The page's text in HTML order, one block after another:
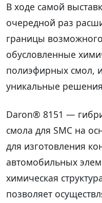
В ходе самой
очередной раз
границы
обусловленные
полиэфирных смол,
уникальные
Daron® 8151 —
смола для SMC на
для изготовления
автомобильных
химическая
позволяет